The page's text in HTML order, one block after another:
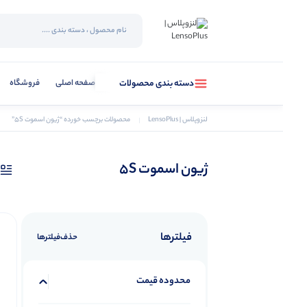
دسته بندی محصولات صفحه اصلی فروشگاه
لنزوپلاس | LensoPlus محصولات برچسب خورده “ژیون اسموت 5S”
ژیون اسموت 5S
فیلترها حذف‌فیلتر‌ها
محدوده قیمت